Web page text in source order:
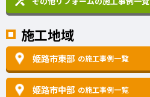
施工地域
姫路市東部 の施工事例一覧
姫路市中部 の施工事例一覧